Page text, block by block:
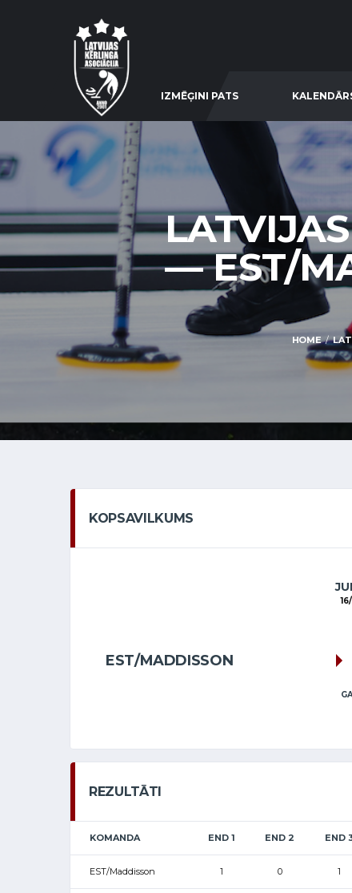
IZMĒĢINI PATS
— EST/
HOME
KOPSAVILKUMS
EST/MADDISSON
REZULTĀTI
KOMANDA END 1 END 2 END
EST/Maddisson 1 0 1